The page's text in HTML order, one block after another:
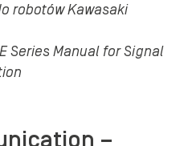
robotów Kawasaki
Series Manual for Signal
–